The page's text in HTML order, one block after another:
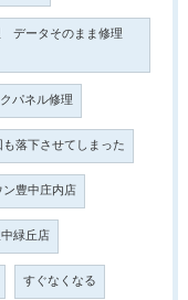
ータそのまま修理
パネル修理
落下させてしまった
豊中庄内店
緑丘店
すぐなくなる